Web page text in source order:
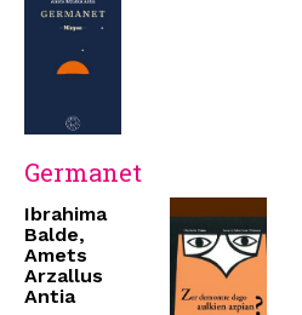
Germanet
Ibrahima
Balde,
Amets
Arzallus
Antia